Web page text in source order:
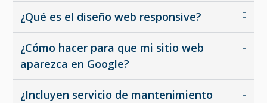
¿Qué es el diseño web responsive?
¿Cómo hacer para que mi sitio web
aparezca en Google?
¿Incluyen servicio de mantenimiento